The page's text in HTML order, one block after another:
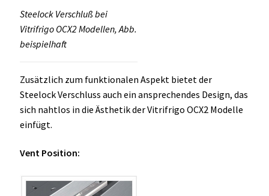
Steelock Verschluß bei
Vitrifrigo OCX2 Modellen, Abb.
beispielhaft
Zusätzlich zum funktionalen Aspekt bietet der
Steelock Verschluss auch ein ansprechendes Design, das
sich nahtlos in die Ästhetik der Vitrifrigo OCX2 Modelle
einfügt.
Vent Position: